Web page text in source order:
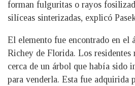
forman fulguritas o rayos
silíceas sinterizadas, explicó
El elemento fue encontrado en el
Richey de Florida. Los
cerca de un árbol que había sido
para venderla. Esta fue adquirida